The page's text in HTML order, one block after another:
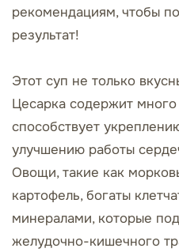
рекомендациям, чтобы
результат!
Этот суп не только
Цесарка содержит
способствует
улучшению работы
Овощи, такие как
картофель, богаты
минералами, которые
желудочно-кишечного